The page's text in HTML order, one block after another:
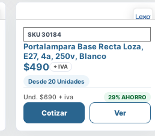
SKU30184
Portalampara Base Recta Loza,
E27, 4a, 250v, Blanco
$490 + IVA
Desde 20 Unidades
Und.$690 + iva 29% AHORRO
Cotizar Ver